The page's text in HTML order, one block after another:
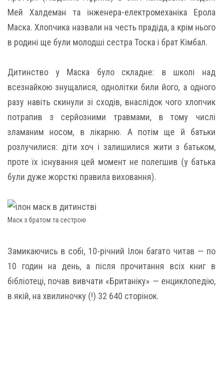
Мей Халдеман та інженера-електромеханіка Ерола
Маска. Хлопчика назвали на честь прадіда, а крім нього
в родині ще були молодші сестра Тоска і брат Кімбал.
Дитинство у Маска було складне: в школі над
всезнайкою знущалися, однолітки били його, а одного
разу навіть скинули зі сходів, внаслідок чого хлопчик
потрапив з серйозними травмами, в тому числі
зламаним носом, в лікарню. А потім ще й батьки
розлучилися: діти хоч і залишилися жити з батьком,
проте їх існування цей момент не полегшив (у батька
були дуже жорсткі правила виховання).
Маск з братом та сестрою
Замикаючись в собі, 10-річний Ілон багато читав — по
10 годин на день, а після прочитання всіх книг в
бібліотеці, почав вивчати «Британіку» — енциклопедію,
в якій, на хвилиночку (!) 32 640 сторінок.